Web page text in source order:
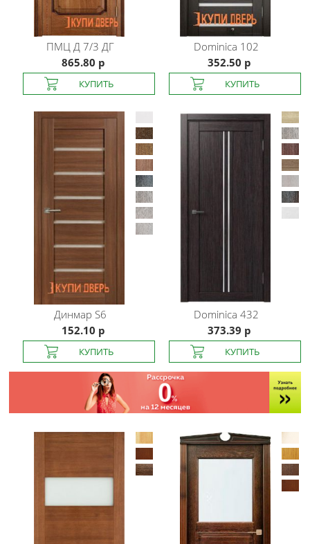
ПМЦД 7/3 ДГ
865.80 р
Dominica 102
352.50 р
Динмар S6
152.10 р
Dominica 432
373.39 р